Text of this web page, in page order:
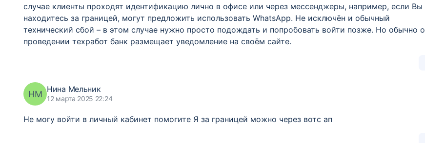
случае клиенты проходят идентификацию лично в офисе или через мессенджеры, например, если Вы
находитесь за границей, могут предложить использовать WhatsApp. Не исключён и обычный
технический сбой – в этом случае нужно просто подождать и попробовать войти позже. Но обычно о
проведении техработ банк размещает уведомление на своём сайте.
НМ Нина Мельник
12 марта 2025 22:24
Не могу войти в личный кабинет помогите Я за границей можно через вотс ап